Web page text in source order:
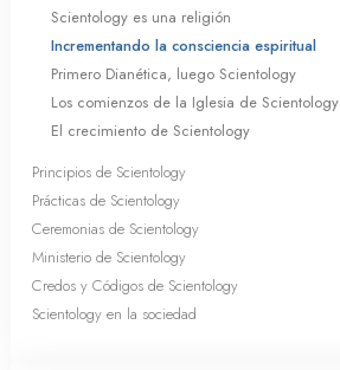
Scientology es una religión
Incrementando la consciencia espiritual
Primero Dianética, luego Scientology
Los comienzos de la Iglesia de Scientology
El crecimiento de Scientology
Principios de Scientology
Prácticas de Scientology
Ceremonias de Scientology
Ministerio de Scientology
Credos y Códigos de Scientology
Scientology en la sociedad